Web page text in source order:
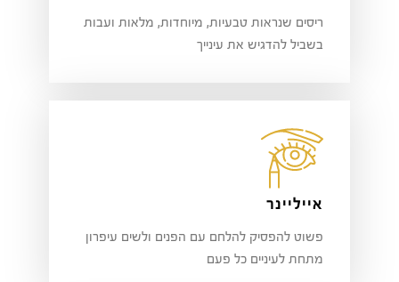
ריסים שנראות טבעיות, מיוחדות, מלאות ועבות
בשביל להדגיש את עינייך
אייליינר
פשוט להפסיק להלחם עם הפנים ולשים עיפרון
מתחת לעיניים כל פעם